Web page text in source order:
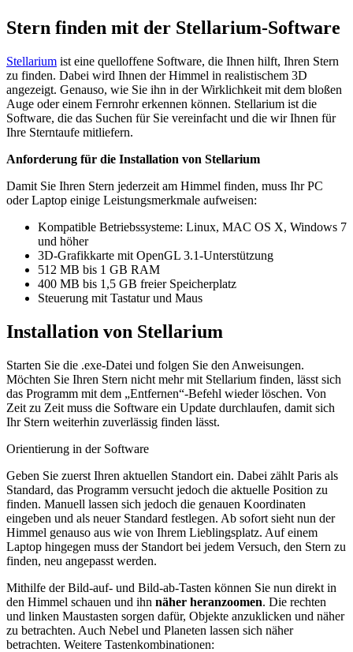
Stern finden mit der Stellarium-Software
Stellarium ist eine quelloffene Software, die Ihnen hilft, Ihren Stern
zu finden. Dabei wird Ihnen der Himmel in realistischem 3D
angezeigt. Genauso, wie Sie ihn in der Wirklichkeit mit dem bloßen
Auge oder einem Fernrohr erkennen können. Stellarium ist die
Software, die das Suchen für Sie vereinfacht und die wir Ihnen für
Ihre Sterntaufe mitliefern.
Anforderung für die Installation von Stellarium
Damit Sie Ihren Stern jederzeit am Himmel finden, muss Ihr PC
oder Laptop einige Leistungsmerkmale aufweisen:
Kompatible Betriebssysteme: Linux, MAC OS X, Windows 7
und höher
3D-Grafikkarte mit OpenGL 3.1-Unterstützung
512 MB bis 1 GB RAM
400 MB bis 1,5 GB freier Speicherplatz
Steuerung mit Tastatur und Maus
Installation von Stellarium
Starten Sie die .exe-Datei und folgen Sie den Anweisungen.
Möchten Sie Ihren Stern nicht mehr mit Stellarium finden, lässt sich
das Programm mit dem „Entfernen“-Befehl wieder löschen. Von
Zeit zu Zeit muss die Software ein Update durchlaufen, damit sich
Ihr Stern weiterhin zuverlässig finden lässt.
Orientierung in der Software
Geben Sie zuerst Ihren aktuellen Standort ein. Dabei zählt Paris als
Standard, das Programm versucht jedoch die aktuelle Position zu
finden. Manuell lassen sich jedoch die genauen Koordinaten
eingeben und als neuer Standard festlegen. Ab sofort sieht nun der
Himmel genauso aus wie von Ihrem Lieblingsplatz. Auf einem
Laptop hingegen muss der Standort bei jedem Versuch, den Stern zu
finden, neu angepasst werden.
Mithilfe der Bild-auf- und Bild-ab-Tasten können Sie nun direkt in
den Himmel schauen und ihn näher heranzoomen. Die rechten
und linken Maustasten sorgen dafür, Objekte anzuklicken und näher
zu betrachten. Auch Nebel und Planeten lassen sich näher
betrachten. Weitere Tastenkombinationen: